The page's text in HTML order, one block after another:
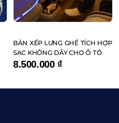
BÀN XẾP LƯNG GHẾ TÍCH HỢP
SẠC KHÔNG DÂY CHO Ô TÔ
8.500.000 ₫